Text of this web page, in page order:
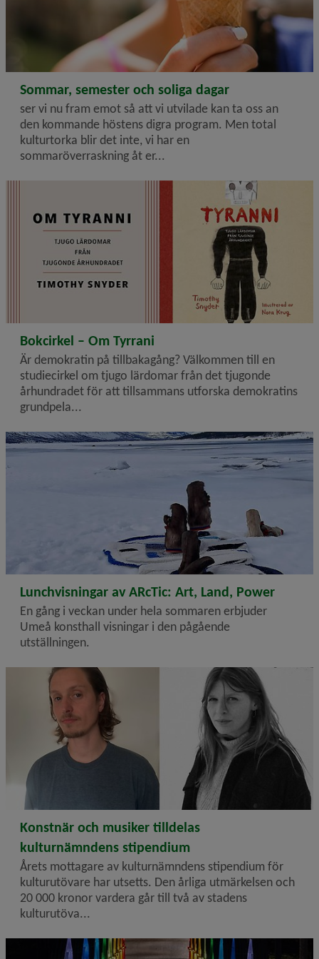
2026-06-26
Sommar, semester och soliga dagar
ser vi nu fram emot så att vi utvilade kan ta oss an
den kommande höstens digra program. Men total
kulturtorka blir det inte, vi har en
sommaröverraskning åt er...
2026-06-17
Bokcirkel – Om Tyrrani
Är demokratin på tillbakagång? Välkommen till en
studiecirkel om tjugo lärdomar från det tjugonde
århundradet för att tillsammans utforska demokratins
grundpela...
2026-05-22
Lunchvisningar av ARcTic: Art, Land, Power
En gång i veckan under hela sommaren erbjuder
Umeå konsthall visningar i den pågående
utställningen.
2026-05-20
Konstnär och musiker tilldelas
kulturnämndens stipendium
Årets mottagare av kulturnämndens stipendium för
kulturutövare har utsetts. Den årliga utmärkelsen och
20 000 kronor vardera går till två av stadens
kulturutöva...
Cykelbro belyst i regnbågsfärger.